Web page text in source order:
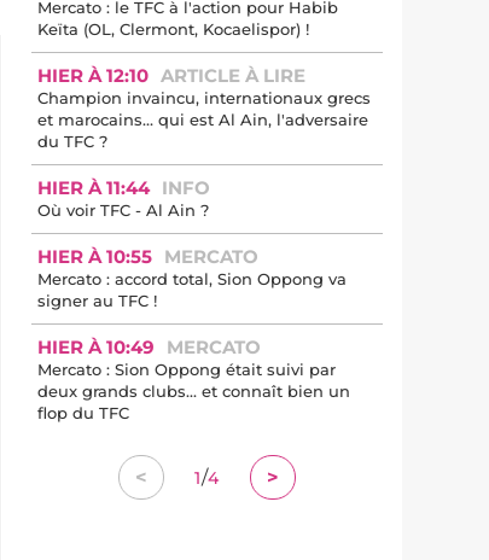
Mercato : le TFC à l'action pour Habib
Keïta (OL, Clermont, Kocaelispor) !
HIER À 12:10 ARTICLE À LIRE
Champion invaincu, internationaux grecs
et marocains… qui est Al Ain, l'adversaire
du TFC ?
HIER À 11:44 INFO
Où voir TFC - Al Ain ?
HIER À 10:55 MERCATO
Mercato : accord total, Sion Oppong va
signer au TFC !
HIER À 10:49 MERCATO
Mercato : Sion Oppong était suivi par
deux grands clubs... et connaît bien un
flop du TFC
< 1/4 >